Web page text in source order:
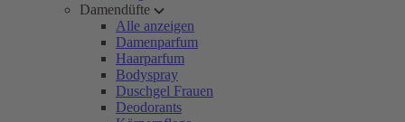
Damendüfte
Alle anzeigen
Damenparfum
Haarparfum
Bodyspray
Duschgel Frauen
Deodorants